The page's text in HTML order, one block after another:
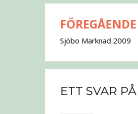
FÖREGÅENDE
Sjöbo Marknad 2009
ETT SVAR